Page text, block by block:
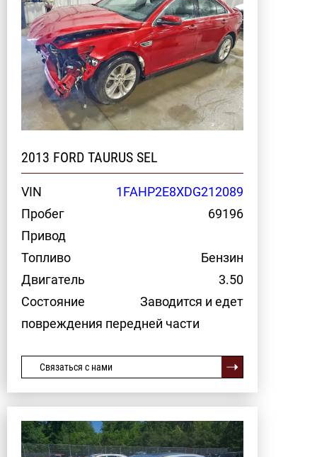
2013 FORD TAURUS SEL
VIN
1FAHP2E8XDG212089
Пробег
69196
Привод
Топливо
Бензин
Двигатель
3.50
Состояние
Заводится и едет
повреждения передней части
Связаться с нами